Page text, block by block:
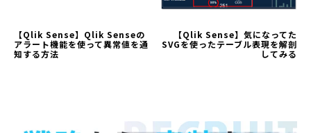
【Qlik Sense】Qlik Senseの
アラート機能を使って異常値を通
知する方法
【Qlik Sense】気になってた
SVGを使ったテーブル表現を解剖
してみる